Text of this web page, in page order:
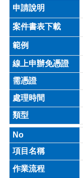
便
民
資
訊
機
關
通
訊
錄
相
關
資
料
回